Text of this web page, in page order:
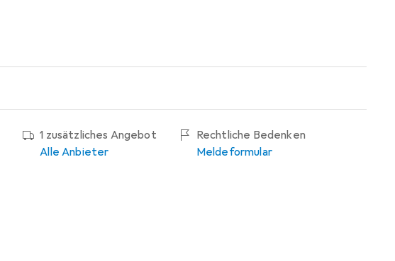
1 zusätzliches Angebot
Alle Anbieter
Rechtliche Bedenken
Meldeformular